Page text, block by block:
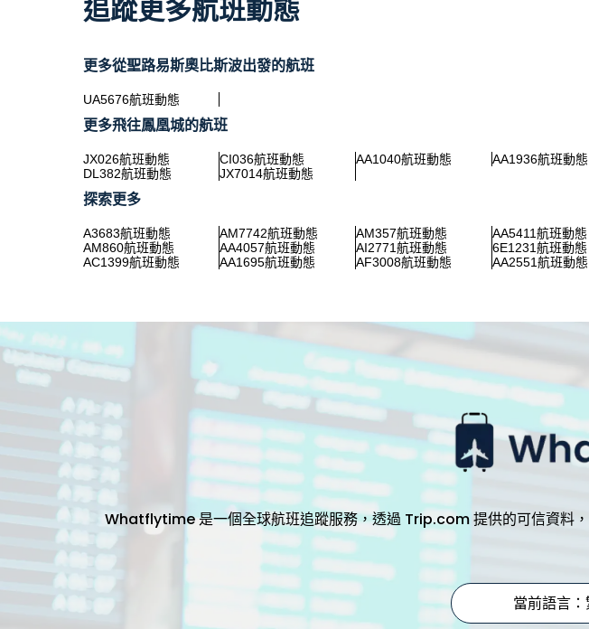
追蹤更多航班動態
更多從聖路易斯奧比斯波出發的航班
UA5676航班動態
更多飛往鳳凰城的航班
JX026航班動態 CI036航班動態 AA1040航班動態 AA1936航班動態
DL382航班動態
JX7014航班動態
探索更多
A3683航班動態 AM7742航班動態 AM357航班動態 AA5411航班動態
AM860航班動態
AA4057航班動態 AI2771航班動態 6E1231航班動態
AC1399航班動態
AA1695航班動態 AF3008航班動態 AA2551航班動態
Whatflytime 是一個全球航班追蹤服務，透過 Trip.com 提供的可信資料
當前語言：